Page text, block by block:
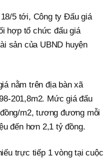
5 tới, Công ty Đấu giá
hợp tổ chức đấu giá
sản của UBND huyện
nằm trên địa bàn xã
201,8m2. Mức giá đấu
m2, tương đương mỗi
đến hơn 2,1 tỷ đồng.
trực tiếp 1 vòng tại cuộc